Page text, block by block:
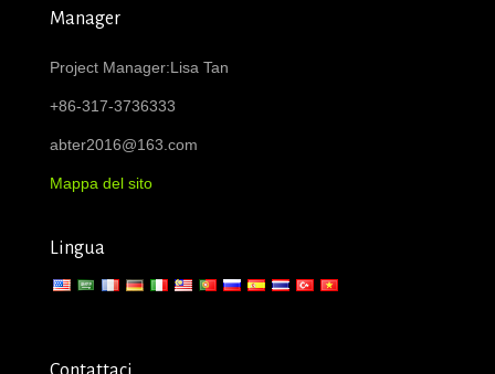
Manager
Project Manager:Lisa Tan
+86-317-3736333
abter2016@163.com
Mappa del sito
Lingua